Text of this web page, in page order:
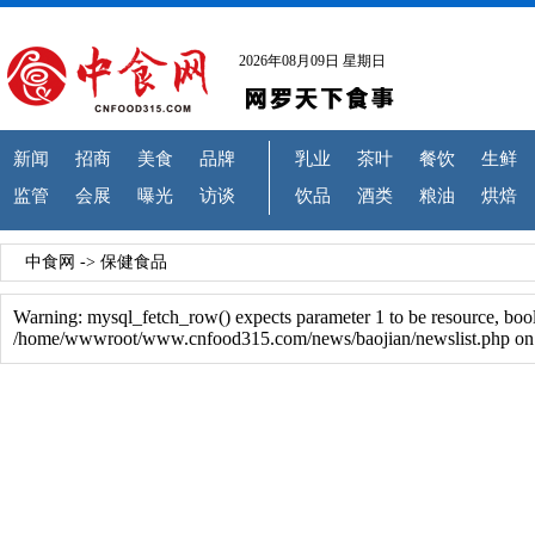
2026年08月09日 星期日
新闻 招商 美食
品牌
监管
会展 曝光 访谈
乳业 茶叶 餐饮
生鲜
饮品
酒类 粮油 烘焙
中食网 -> 保健食品
Warning: mysql_fetch_row() expects parameter 1 to be resource,
/home/wwwroot/www.cnfood315.com/news/baojian/newslist.php